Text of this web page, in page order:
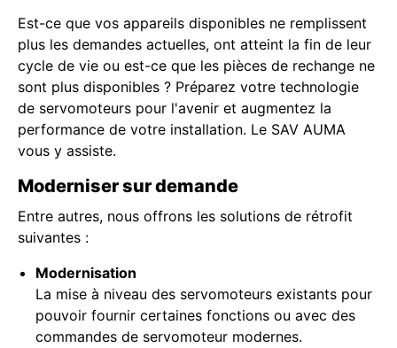
Est-ce que vos appareils disponibles ne remplissent
plus les demandes actuelles, ont atteint la fin de leur
cycle de vie ou est-ce que les pièces de rechange ne
sont plus disponibles ? Préparez votre technologie
de servomoteurs pour l'avenir et augmentez la
performance de votre installation. Le SAV AUMA
vous y assiste.
Moderniser sur demande
Entre autres, nous offrons les solutions de rétrofit
suivantes :
Modernisation
La mise à niveau des servomoteurs existants pour
pouvoir fournir certaines fonctions ou avec des
commandes de servomoteur modernes.